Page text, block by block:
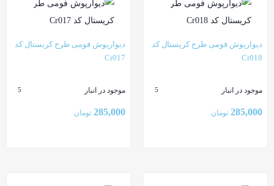
دیوارپوش فومی طرح کریستال کد
Cr018
موجود در انبار 5
285,000 تومان
دیوارپوش فومی طرح کریستال کد
Cr017
موجود در انبار 5
285,000 تومان